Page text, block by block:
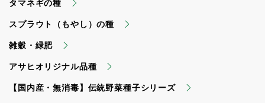
タマネギの種
スプラウト（もやし）の種
雑穀・緑肥
アサヒオリジナル品種
【国内産・無消毒】伝統野菜種子シリーズ